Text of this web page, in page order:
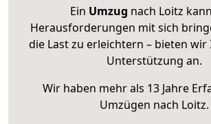
Ein Umzug nach Loitz
Herausforderungen mit sich
die Last zu erleichtern – bieten
Unterstützung an.
Wir haben mehr als 13 Jahre
Umzügen nach Loitz.